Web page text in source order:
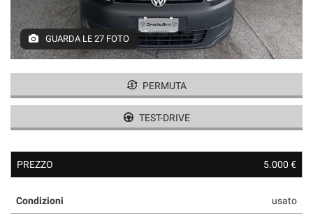
GUARDA LE 27 FOTO
PERMUTA
TEST-DRIVE
PREZZO 5.000 €
Condizioni usato